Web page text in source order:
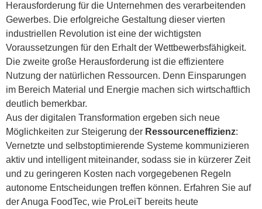
Herausforderung für die Unternehmen des verarbeitenden
Gewerbes. Die erfolgreiche Gestaltung dieser vierten
industriellen Revolution ist eine der wichtigsten
Voraussetzungen für den Erhalt der Wettbewerbsfähigkeit.
Die zweite große Herausforderung ist die effizientere
Nutzung der natürlichen Ressourcen. Denn Einsparungen
im Bereich Material und Energie machen sich wirtschaftlich
deutlich bemerkbar.
Aus der digitalen Transformation ergeben sich neue
Möglichkeiten zur Steigerung der Ressourceneffizienz:
Vernetzte und selbstoptimierende Systeme kommunizieren
aktiv und intelligent miteinander, sodass sie in kürzerer Zeit
und zu geringeren Kosten nach vorgegebenen Regeln
autonome Entscheidungen treffen können. Erfahren Sie auf
der Anuga FoodTec, wie ProLeiT bereits heute